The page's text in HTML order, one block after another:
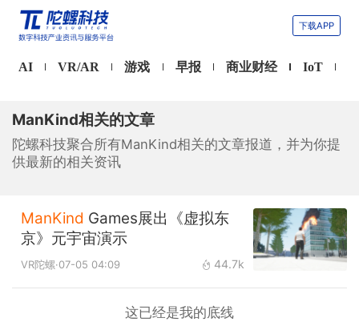
下载APP
AI VR/AR 游戏 早报 商业财经 IoT
ManKind相关的文章
陀螺科技聚合所有ManKind相关的文章报道，并为你提
供最新的相关资讯
ManKind Games展出《虚拟东
京》元宇宙演示
VR陀螺·07-05 04:09 44.7k
这已经是我的底线